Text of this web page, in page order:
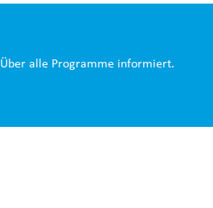
Über alle Programme informiert.